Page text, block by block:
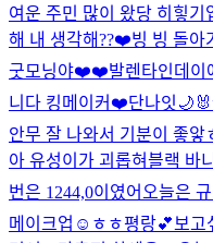
여운 주민 많이 왔당 히힣기
해 내 생각해??❤️빙 빙 돌아
굿모닝야❤️❤️발렌타인데이
니다 킹메이커❤️단나잇🌙 🐰
안무 잘 나와서 기분이 좋앟
아 유성이가 괴롭혀블랙 바
번은 1244,0이였어 오늘은
메이크업☺️ ㅎㅎ평랑💕 보고